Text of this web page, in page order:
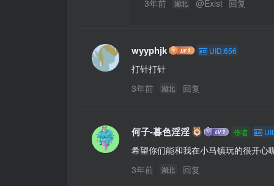
3年前
湖北 @Exist 回复
wyyphjk UID:656
打针打针
3年前
湖北 回复
何子-暮色淫淫 作者
希望你们能和我在小马镇玩的很开心
3年前
湖北 回复